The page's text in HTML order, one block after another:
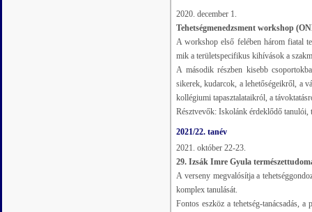
2020. december 1.
Tehetségmenedzsment workshop
A workshop első felében három fiatal
mik a területspecifikus kihívások a
A második részben kisebb
sikerek, kudarcok, a lehetőségeikről, a
kollégiumi tapasztalataikról, a
Résztvevők: Iskolánk érdeklődő tanulói,
2021/22. tanév
2021. október 22-23.
29. Izsák Imre Gyula
A verseny megvalósítja a
komplex tanulását.
Fontos eszköz a tehetség-tanácsadás,